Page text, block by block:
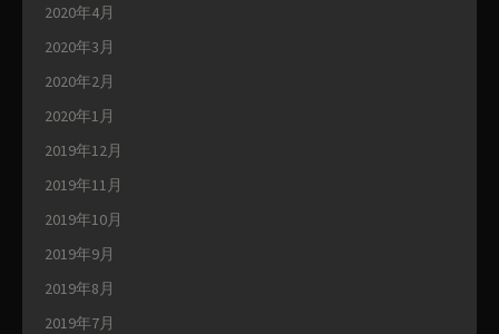
2020年4月
2020年3月
2020年2月
2020年1月
2019年12月
2019年11月
2019年10月
2019年9月
2019年8月
2019年7月